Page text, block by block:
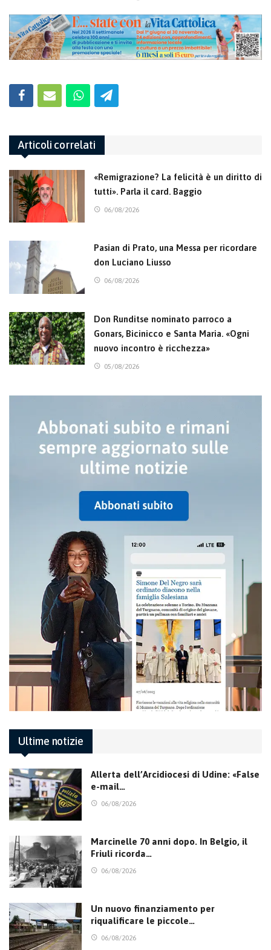
Articoli correlati
«Remigrazione? La felicità è un diritto di
tutti». Parla il card. Baggio
06/08/2026
Pasian di Prato, una Messa per ricordare
don Luciano Liusso
06/08/2026
Don Runditse nominato parroco a
Gonars, Bicinicco e Santa Maria. «Ogni
nuovo incontro è ricchezza»
05/08/2026
Ultime notizie
Allerta dell’Arcidiocesi di Udine: «False
e-mail…
06/08/2026
Marcinelle 70 anni dopo. In Belgio, il
Friuli ricorda…
06/08/2026
Un nuovo finanziamento per
riqualificare le piccole…
06/08/2026